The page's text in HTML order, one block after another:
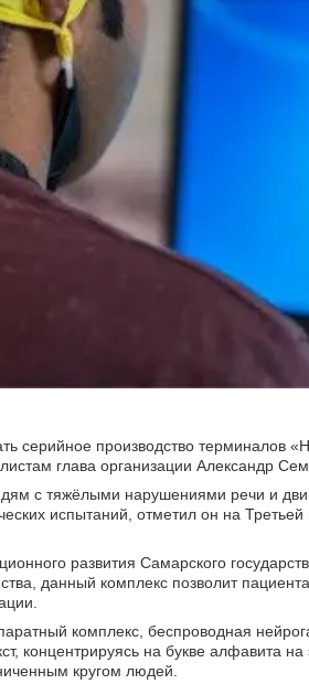
серийное производство терминалов
глава организации Александр
с тяжёлыми нарушениями речи и
испытаний, отметил он на
развития Самарского
данный комплекс позволит
комплекс, беспроводная
концентрируясь на букве алфавита
кругом людей.